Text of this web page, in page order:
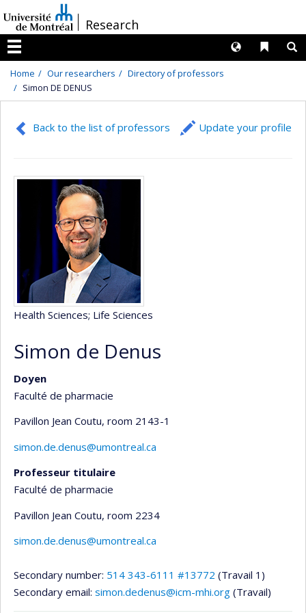
au
contenu
/Research
Menu
Liens
Langues
Home Our researchers
Directory of professors
Simon DE DENUS
Back to the list of professors Update your profile
Health Sciences; Life Sciences
Simon de Denus
Doyen
Faculté de pharmacie
Pavillon Jean Coutu, room 2143-1
simon.de.denus@umontreal.ca
Professeur titulaire
Faculté de pharmacie
Pavillon Jean Coutu, room 2234
simon.de.denus@umontreal.ca
Secondary number: 514 343-6111 #13772 (Travail 1)
Secondary email: simon.dedenus@icm-mhi.org (Travail)